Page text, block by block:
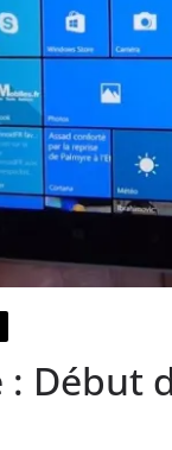
: Début